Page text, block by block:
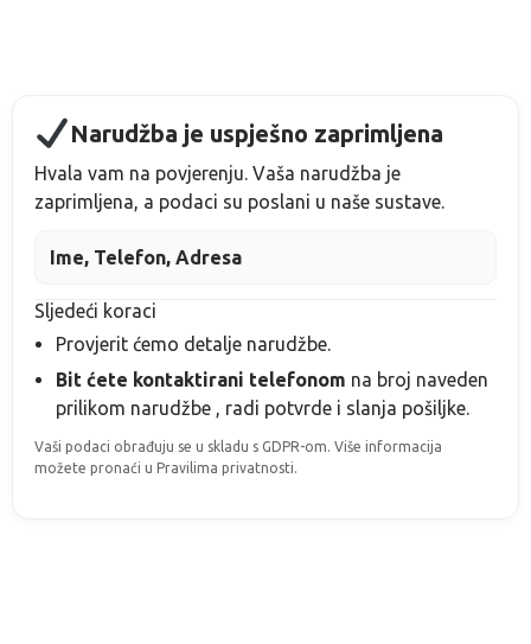
Narudžba je uspješno zaprimljena
Hvala vam na povjerenju. Vaša narudžba je
zaprimljena, a podaci su poslani u naše sustave.
Ime, Telefon, Adresa
Sljedeći koraci
Provjerit ćemo detalje narudžbe.
Bit ćete kontaktirani telefonom na broj naveden
prilikom narudžbe , radi potvrde i slanja pošiljke.
Vaši podaci obrađuju se u skladu s GDPR-om. Više informacija
možete pronaći u Pravilima privatnosti.